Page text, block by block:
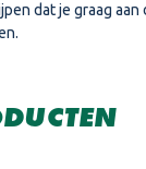
dat je graag